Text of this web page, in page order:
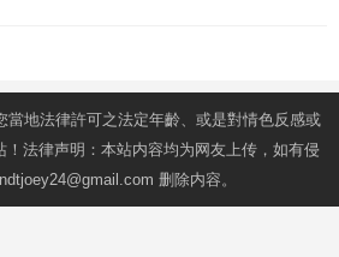
當地法律許可之法定年齡、或是對情色反感或
！法律声明：本站内容均为网友上传，如有侵
删除内容。